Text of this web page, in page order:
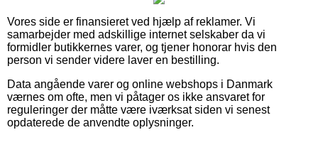
Vores side er finansieret ved hjælp af reklamer. Vi
samarbejder med adskillige internet selskaber da vi
formidler butikkernes varer, og tjener honorar hvis den
person vi sender videre laver en bestilling.
Data angående varer og online webshops i Danmark
værnes om ofte, men vi påtager os ikke ansvaret for
reguleringer der måtte være iværksat siden vi senest
opdaterede de anvendte oplysninger.